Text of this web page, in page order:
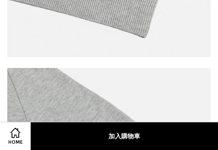
HOME
加入購物車